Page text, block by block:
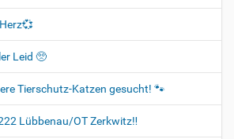
Leid 🥺
Tierschutz-Katzen gesucht! 🐾
Lübbenau/OT Zerkwitz‼️